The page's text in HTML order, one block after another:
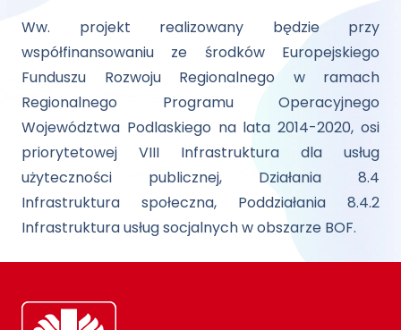
Ww. projekt realizowany będzie przy
współfinansowaniu ze środków Europejskiego
Funduszu Rozwoju Regionalnego w ramach
Regionalnego Programu Operacyjnego
Województwa Podlaskiego na lata 2014-2020, osi
priorytetowej VIII Infrastruktura dla usług
użyteczności publicznej, Działania 8.4
Infrastruktura społeczna, Poddziałania 8.4.2
Infrastruktura usług socjalnych w obszarze BOF.